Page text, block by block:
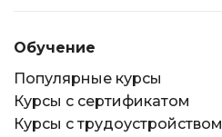
Обучение
Популярные курсы
Курсы с сертификатом
Курсы с трудоустройством